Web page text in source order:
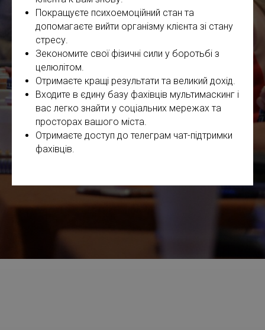
Покращуєте психоемоційний стан та
допомагаєте вийти організму клієнта зі стану
стресу.
Зекономите свої фізичні сили у боротьбі з
целюлітом.
Отримаєте кращі результати та великий дохід.
Входите в єдину базу фахівців мультимаскинг і
вас легко знайти у соціальних мережах та
просторах вашого міста.
Отримаєте доступ до телеграм чат-підтримки
фахівців.